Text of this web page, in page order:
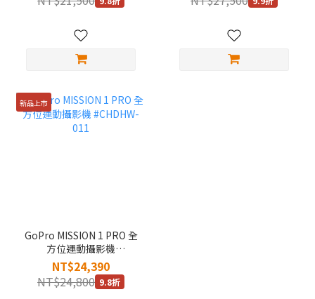
新品上市
GoPro MISSION 1 PRO 全
方位運動攝影機
#CHDHW-011
NT$24,390
NT$24,800 9.8折